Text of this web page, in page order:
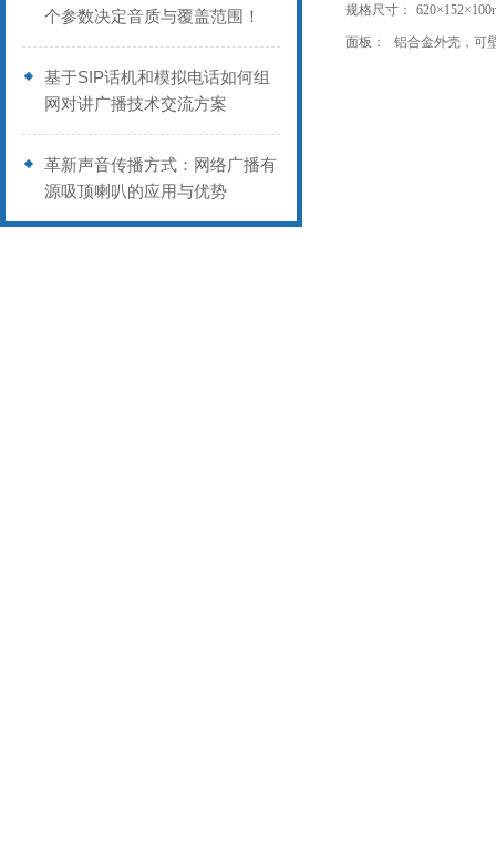
个参数决定音质与覆盖范围！
基于SIP话机和模拟电话如何组
网对讲广播技术交流方案
革新声音传播方式：网络广播有
源吸顶喇叭的应用与优势
规格尺寸：
面板： 铝合金外壳，可